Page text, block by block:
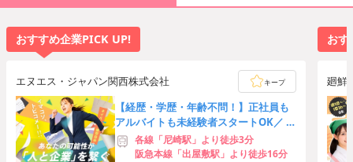
おすすめ企業PICK UP!
エヌエス・ジャパン関西株式会社 キープ
【経歴・学歴・年齢不問！】正社員も
アルバイトも未経験者スタートOK／ 資
格・役職・家族手当あり◎
各線「尼崎駅」より徒歩3分
阪急本線「出屋敷駅」より徒歩16分
おす
廻鮮